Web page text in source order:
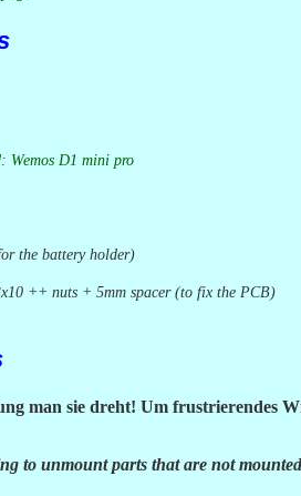
Wemos D1 mini pro
the battery holder)
++ nuts + 5mm spacer (to fix the PCB)
man sie dreht! Um frustrierendes
to unmount parts that are not